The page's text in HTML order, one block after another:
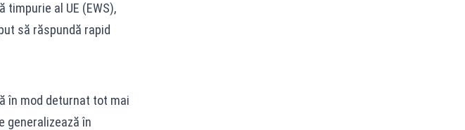
al UE (EWS),
să răspundă rapid
în mod deturnat tot mai
generalizează în